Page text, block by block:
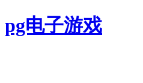
pg电子游戏